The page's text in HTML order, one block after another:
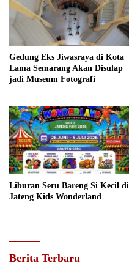
Gedung Eks Jiwasraya di Kota
Lama Semarang Akan Disulap
jadi Museum Fotografi
Liburan Seru Bareng Si Kecil di
Jateng Kids Wonderland
Berita Terbaru